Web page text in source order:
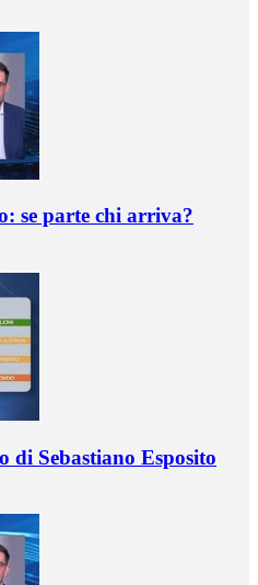
se parte chi arriva?
di Sebastiano Esposito